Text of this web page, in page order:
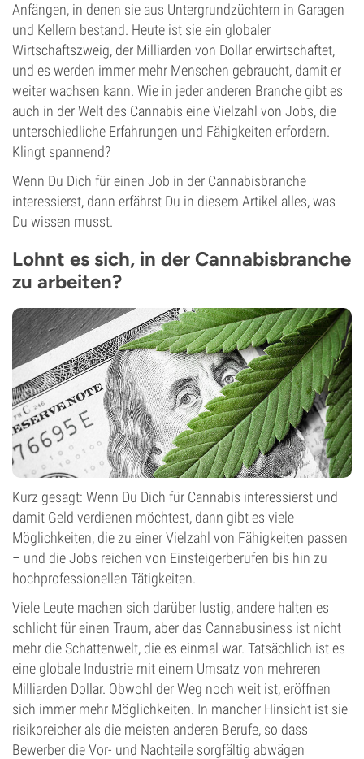
Anfängen, in denen sie aus Untergrundzüchtern in Garagen
und Kellern bestand. Heute ist sie ein globaler
Wirtschaftszweig, der Milliarden von Dollar erwirtschaftet,
und es werden immer mehr Menschen gebraucht, damit er
weiter wachsen kann. Wie in jeder anderen Branche gibt es
auch in der Welt des Cannabis eine Vielzahl von Jobs, die
unterschiedliche Erfahrungen und Fähigkeiten erfordern.
Klingt spannend?
Wenn Du Dich für einen Job in der Cannabisbranche
interessierst, dann erfährst Du in diesem Artikel alles, was
Du wissen musst.
Lohnt es sich, in der Cannabisbranche
zu arbeiten?
Kurz gesagt: Wenn Du Dich für Cannabis interessierst und
damit Geld verdienen möchtest, dann gibt es viele
Möglichkeiten, die zu einer Vielzahl von Fähigkeiten passen
– und die Jobs reichen von Einsteigerberufen bis hin zu
hochprofessionellen Tätigkeiten.
Viele Leute machen sich darüber lustig, andere halten es
schlicht für einen Traum, aber das Cannabusiness ist nicht
mehr die Schattenwelt, die es einmal war. Tatsächlich ist es
eine globale Industrie mit einem Umsatz von mehreren
Milliarden Dollar. Obwohl der Weg noch weit ist, eröffnen
sich immer mehr Möglichkeiten. In mancher Hinsicht ist sie
risikoreicher als die meisten anderen Berufe, so dass
Bewerber die Vor- und Nachteile sorgfältig abwägen